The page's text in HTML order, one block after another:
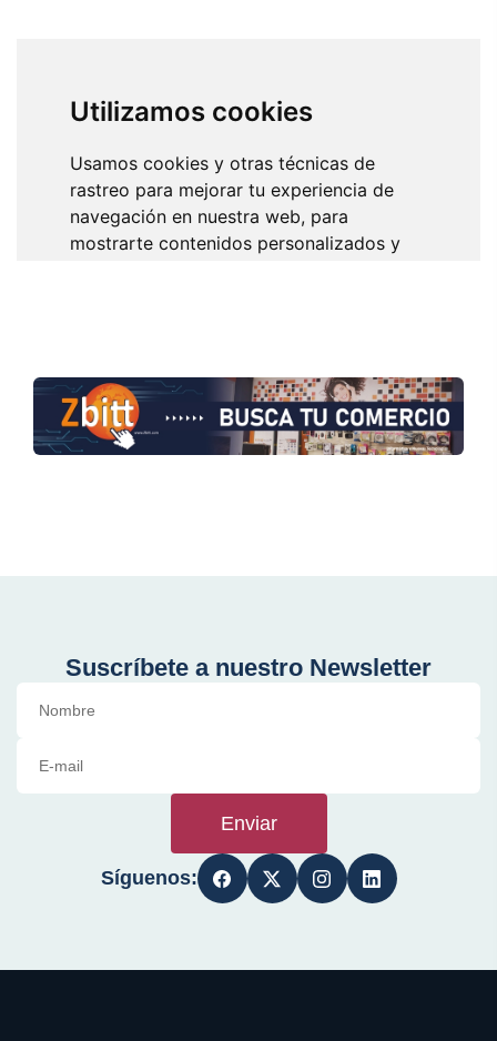
Suscríbete a nuestro Newsletter
Enviar
Síguenos: